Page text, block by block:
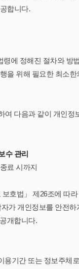
합니다.
에 정해진 절차와 방
을 위해 필요한 최소
여 다음과 같이 개인정
수 관리
료 시까지
호법」 제26조에 따
가 개인정보를 안전
개합니다.
용기간 또는 정보주체